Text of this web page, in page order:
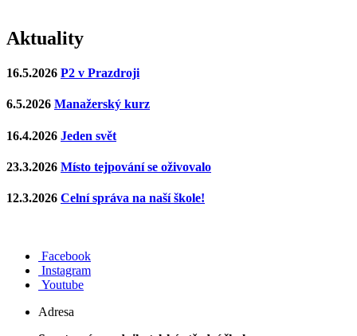
Aktuality
16.5.2026 P2 v Prazdroji
6.5.2026 Manažerský kurz
16.4.2026 Jeden svět
23.3.2026 Místo tejpování se oživovalo
12.3.2026 Celní správa na naší škole!
Facebook
Instagram
Youtube
Adresa